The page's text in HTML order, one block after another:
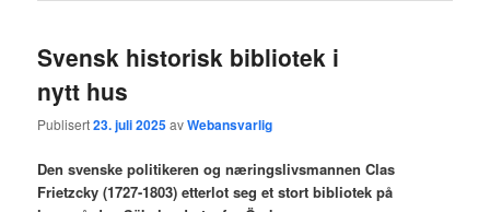
Svensk historisk bibliotek i
nytt hus
Publisert23. juli 2025avWebansvarlig
Den svenske politikeren og næringslivsmannen Clas
Frietzcky (1727-1803) etterlot seg et stort bibliotek på